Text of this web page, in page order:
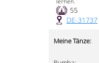
55
DE-31737
Meine Tänze: